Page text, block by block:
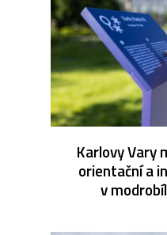
Karlovy Vary
orientační a
v